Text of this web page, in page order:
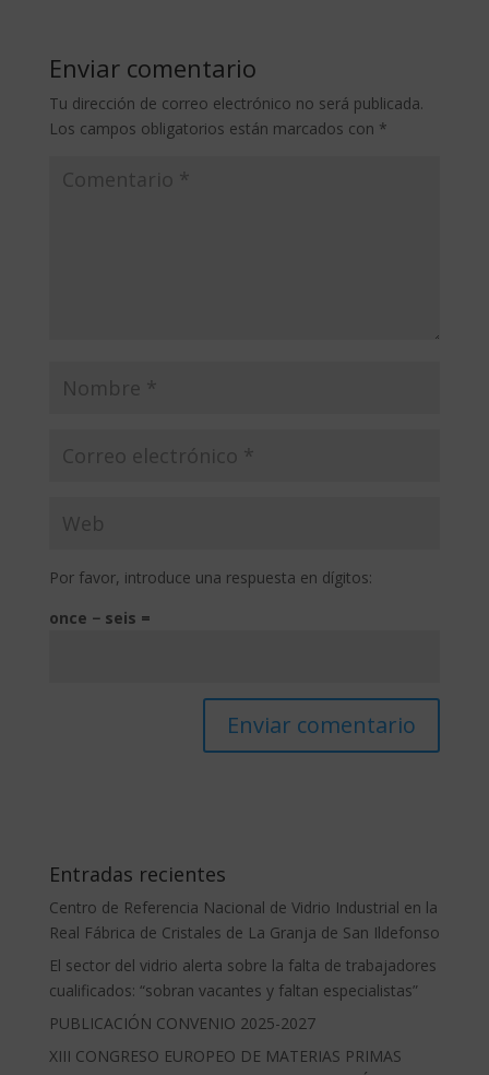
Enviar comentario
Tu dirección de correo electrónico no será publicada.
Los campos obligatorios están marcados con *
Por favor, introduce una respuesta en dígitos:
once − seis =
Entradas recientes
Centro de Referencia Nacional de Vidrio Industrial en la
Real Fábrica de Cristales de La Granja de San Ildefonso
El sector del vidrio alerta sobre la falta de trabajadores
cualificados: “sobran vacantes y faltan especialistas”
PUBLICACIÓN CONVENIO 2025-2027
XIII CONGRESO EUROPEO DE MATERIAS PRIMAS